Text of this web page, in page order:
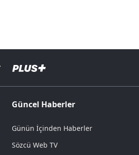
Güncel Haberler
Günün İçinden Haberler
Sözcü Web TV